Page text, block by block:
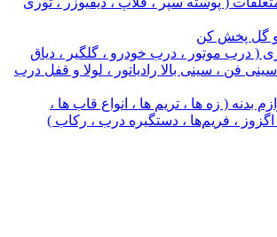
گل‌ پخش‌ کن
( درب موتور ، درب خودرو ، گلگیر ، دیاق
فن ، سینی بالا رادیاتور ، لولا و قفل درب
بدنه ( زه ها ، تریم ها ، انواع قاب ها ،
، فریم‌ها ، دستگیره درب ، رکاب )